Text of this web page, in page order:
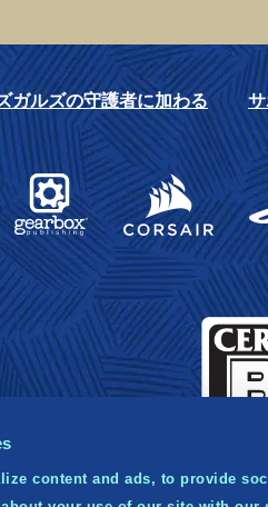
content and ads, to provide
ガルズの守護者に加わる
Gearbox Publishing
Corsair